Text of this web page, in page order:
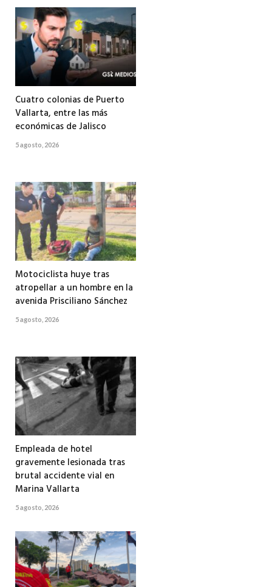
Cuatro colonias de Puerto
Vallarta, entre las más
económicas de Jalisco
5 agosto, 2026
Motociclista huye tras
atropellar a un hombre en la
avenida Prisciliano Sánchez
5 agosto, 2026
Empleada de hotel
gravemente lesionada tras
brutal accidente vial en
Marina Vallarta
5 agosto, 2026